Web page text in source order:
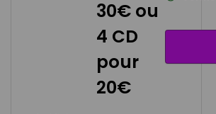
30€ ou
4 CD
pour
20€